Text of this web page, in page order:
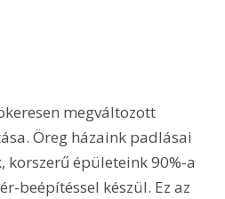
megváltozott
Öreg házaink padlásai
korszerű épületeink 90%-a
beépítéssel készül. Ez az